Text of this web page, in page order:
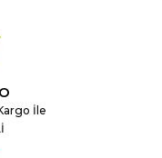
İle